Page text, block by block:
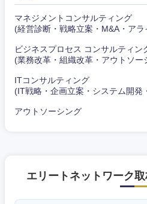
マネジメントコンサルティング
(経営診断・戦略立案・M&A・アラ
ビジネスプロセス コンサルティン
(業務改革・組織改革・アウトソー
ITコンサルティング
(IT戦略・企画立案・システム開発
アウトソーシング
エリートネットワーク
大阪府